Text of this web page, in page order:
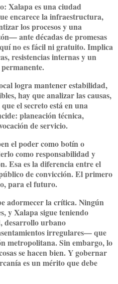
Xalapa es una ciudad
encarece la infraestructura,
los procesos y una
ante décadas de promesas
no es fácil ni gratuito. Implica
resistencias internas y un
logra mantener estabilidad,
hay que analizar las causas,
el secreto está en una
planeación técnica,
de servicio.
el poder como botín o
comoresponsabilidad y
. Esa es la diferencia entre el
de convicción. El primero
para el futuro.
adormecer la crítica. Ningún
y Xalapa sigue teniendo
desarrollo urbano
irregulares— que
metropolitana. Sin embargo, lo
se hacen bien. Y gobernar
es un mérito que debe